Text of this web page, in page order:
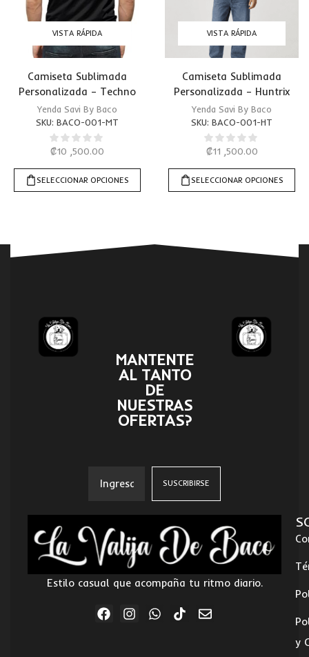
VISTA RÁPIDA
Camiseta Sublimada
Personalizada – Techno
Monkey
Yenda Savi By Baco
SKU: BACO-001-MT
₡10 ,500.00
SELECCIONAR OPCIONES
VISTA RÁPIDA
Camiseta Sublimada
Personalizada – Huntrix
Yenda Savi By Baco
SKU: BACO-001-HT
₡11 ,500.00
SELECCIONAR OPCIONES
MANTENTE
AL TANTO
DE
NUESTRAS
OFERTAS?
Estilo casual que acompaña tu ritmo diario.
y